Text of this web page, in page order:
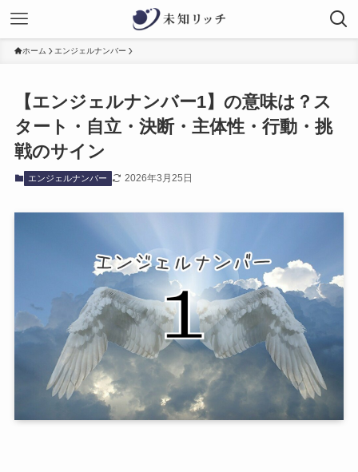
ホーム エンジェルナンバー
【エンジェルナンバー1】の意味は？ス
タート・自立・決断・主体性・行動・挑
戦のサイン
エンジェルナンバー 2026年3月25日